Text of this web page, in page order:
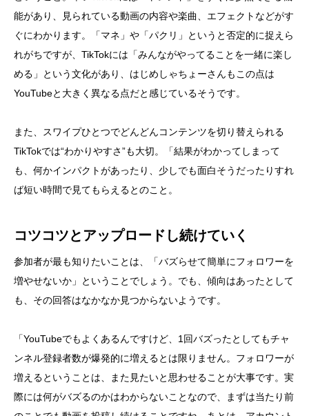
能があり、見られている動画の内容や楽曲、エフェクトなどがす
ぐにわかります。「マネ」や「パクリ」というと否定的に捉えら
れがちですが、TikTokには「みんながやってることを一緒に楽し
める」という文化があり、はじめしゃちょーさんもこの点は
YouTubeと大きく異なる点だと感じているそうです。
また、スワイプひとつでどんどんコンテンツを切り替えられる
TikTokでは“わかりやすさ”も大切。「結果がわかってしまって
も、何かインパクトがあったり、少しでも面白そうだったりすれ
ば短い時間で見てもらえるとのこと。
コツコツとアップロードし続けていく
参加者が最も知りたいことは、「バズらせて簡単にフォロワーを
増やせないか」ということでしょう。でも、傾向はあったとして
も、その回答はなかなか見つからないようです。
「YouTubeでもよくあるんですけど、1回バズったとしてもチャ
ンネル登録者数が爆発的に増えるとは限りません。フォロワーが
増えるということは、また見たいと思わせることが大事です。実
際には何がバズるのかはわからないことなので、まずは当たり前